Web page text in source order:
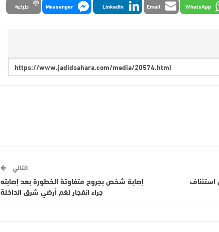
WhatsApp
Email
LinkedIn
Messenger طباعة
استئناف
التالي
إصابة شخص بجروح متفاوتة الخطورة بعد إصابته
جراء انفجار لغم أرضي شرق الداخلة